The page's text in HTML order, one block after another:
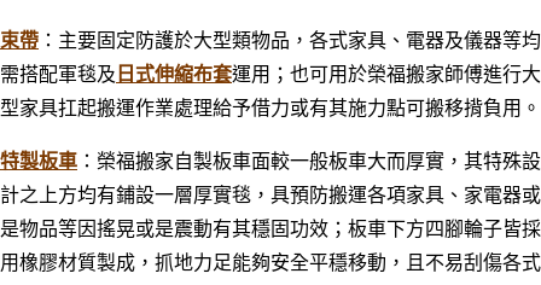
束帶 ： 主要固定防護於大型類物品，各式家具 、電器及儀器等均
需搭配軍毯及 日式伸縮布套運用；也可用於榮福搬家師傅進行大
型家具扛起搬運作業處理給予借力或有其施力點可搬移揹負用。
特製板車 ：榮福搬家自製板車面較一般板車大而厚實，其特殊設
計之上方均有鋪設一層厚實毯，具預防搬運各項家具、家電器或
是物品等因搖晃或是震動有其穩固功效；板車下方四腳輪子皆採
用橡膠材質製成，抓地力足能夠安全平穩移動，且不易刮傷各式